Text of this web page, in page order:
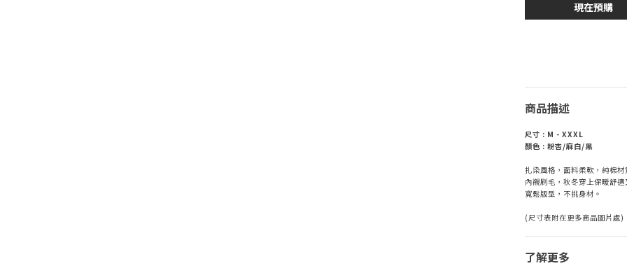
現在預購
商品描述
尺寸 : M - XXXL
顏色 : 粉杏/麻白/黑
扎染風格，面料柔軟，純棉材
內襯刷毛，秋冬穿上保暖舒適
寬鬆版型，不挑身材。
(尺寸表附在更多商品圖片處)
了解更多